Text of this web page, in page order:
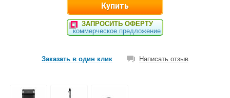
ЗАПРОСИТЬ ОФЕРТУ
коммерческое предложение
Заказать в один клик Написать отзыв